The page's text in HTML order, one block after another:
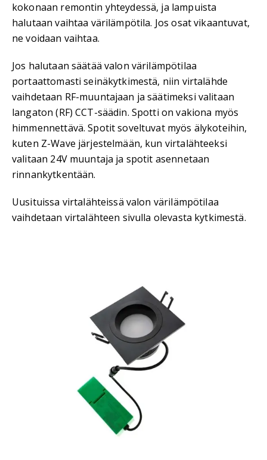
kokonaan remontin yhteydessä, ja lampuista
halutaan vaihtaa värilämpötila. Jos osat vikaantuvat,
ne voidaan vaihtaa.
Jos halutaan säätää valon värilämpötilaa
portaattomasti seinäkytkimestä, niin virtalähde
vaihdetaan RF-muuntajaan ja säätimeksi valitaan
langaton (RF) CCT-säädin. Spotti on vakiona myös
himmennettävä. Spotit soveltuvat myös älykoteihin,
kuten Z-Wave järjestelmään, kun virtalähteeksi
valitaan 24V muuntaja ja spotit asennetaan
rinnankytkentään.
Uusituissa virtalähteissä valon värilämpötilaa
vaihdetaan virtalähteen sivulla olevasta kytkimestä.